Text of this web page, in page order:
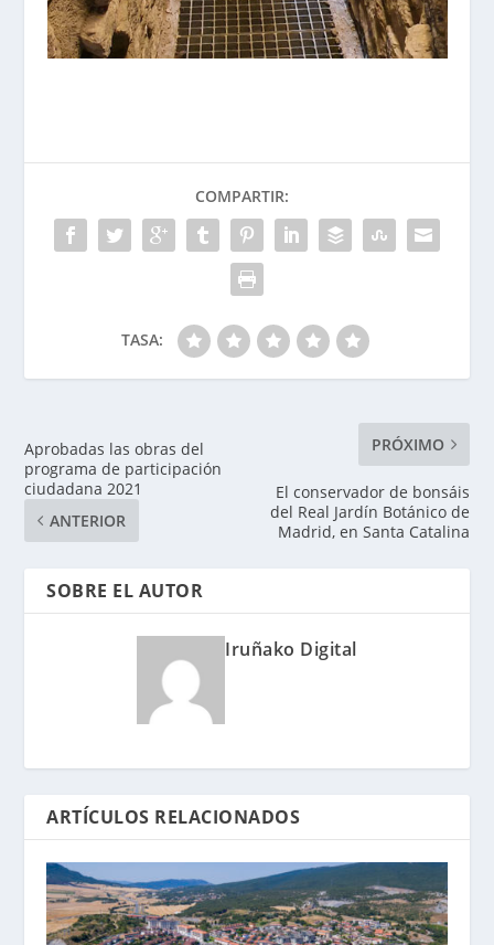
COMPARTIR:
TASA:
Aprobadas las obras del
programa de participación
ciudadana 2021
ANTERIOR
PRÓXIMO
El conservador de bonsáis
del Real Jardín Botánico de
Madrid, en Santa Catalina
SOBRE EL AUTOR
Iruñako Digital
ARTÍCULOS RELACIONADOS